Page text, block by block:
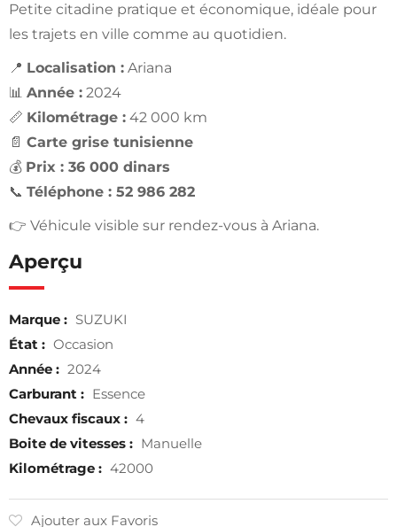
Petite citadine pratique et économique, idéale pour
les trajets en ville comme au quotidien.
📍 Localisation : Ariana
📊 Année : 2024
📏 Kilométrage : 42 000 km
📄 Carte grise tunisienne
💰 Prix : 36 000 dinars
📞 Téléphone : 52 986 282
👉 Véhicule visible sur rendez-vous à Ariana.
Aperçu
Marque : SUZUKI
État : Occasion
Année : 2024
Carburant : Essence
Chevaux fiscaux : 4
Boite de vitesses : Manuelle
Kilométrage : 42000
Ajouter aux Favoris